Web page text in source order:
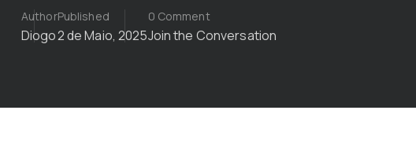
Author
Diogo
Published
2 de Maio, 2025
0 Comment
Join the Conversation